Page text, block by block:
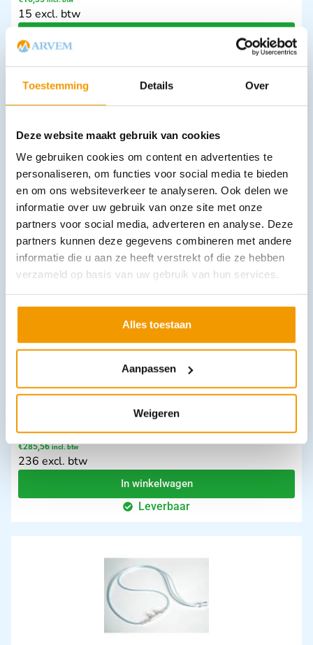
Toestemming Details Over
Deze website maakt gebruik van cookies
We gebruiken cookies om content en advertenties te
personaliseren, om functies voor social media te bieden
en om ons websiteverkeer te analyseren. Ook delen we
informatie over uw gebruik van onze site met onze
partners voor social media, adverteren en analyse. Deze
partners kunnen deze gegevens combineren met andere
informatie die u aan ze heeft verstrekt of die ze hebben
verzameld op basis van uw gebruik van hun services.
Alles toestaan
Aanpassen
Weigeren
15 excl. btw
Sensibiliteitmeter Wartenberg
€20,47 incl. btw
16.92 excl. btw
In winkelwagen
Leverbaar
Ambu Mark IV beademingsballon met masker 5 en O2 reservoir
€285,56 incl. btw
236 excl. btw
In winkelwagen
Leverbaar